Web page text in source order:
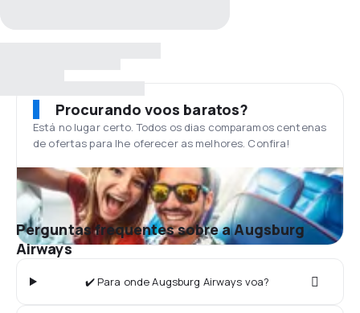
Procurando voos baratos?
Está no lugar certo. Todos os dias comparamos centenas
de ofertas para lhe oferecer as melhores. Confira!
Perguntas frequentes sobre a Augsburg
Airways
✔️ Para onde Augsburg Airways voa?